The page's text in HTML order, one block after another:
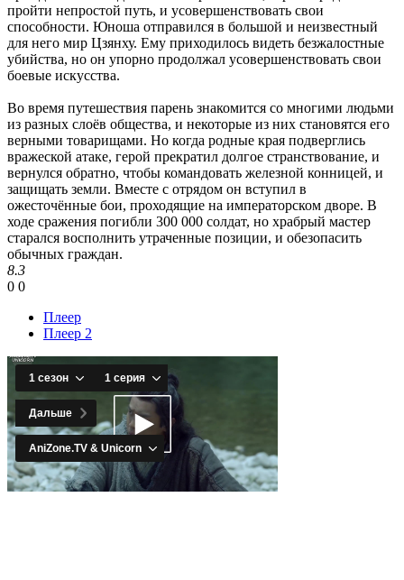
пройти непростой путь, и усовершенствовать свои
способности. Юноша отправился в большой и неизвестный
для него мир Цзянху. Ему приходилось видеть безжалостные
убийства, но он упорно продолжал усовершенствовать свои
боевые искусства.
Во время путешествия парень знакомится со многими людьми
из разных слоёв общества, и некоторые из них становятся его
верными товарищами. Но когда родные края подверглись
вражеской атаке, герой прекратил долгое странствование, и
вернулся обратно, чтобы командовать железной конницей, и
защищать земли. Вместе с отрядом он вступил в
ожесточённые бои, проходящие на императорском дворе. В
ходе сражения погибли 300 000 солдат, но храбрый мастер
старался восполнить утраченные позиции, и обезопасить
обычных граждан.
8.3
0 0
Плеер
Плеер 2